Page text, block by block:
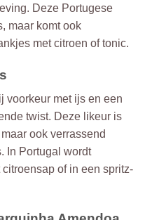
Deze Portugese
maar komt ook
met citroen of tonic.
voorkeur met ijs en een
twist. Deze likeur is
ook verrassend
In Portugal wordt
of in een spritz-